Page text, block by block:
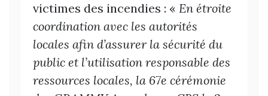
victimes des incendies : « En étroite
coordination avec les autorités
locales afin d’assurer la sécurité du
public et l’utilisation responsable des
ressources locales, la 67e cérémonie